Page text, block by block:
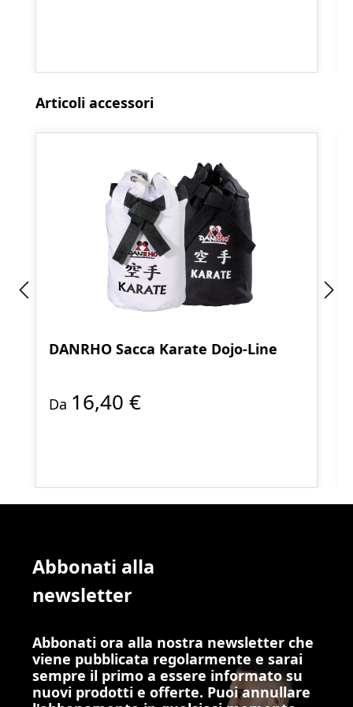
Salta la galleria dei prodotti
Articoli accessori
DANRHO Sacca Karate Dojo-Line
Da 16,40 €
Abbonati alla
newsletter
Abbonati ora alla nostra newsletter che
viene pubblicata regolarmente e sarai
sempre il primo a essere informato su
nuovi prodotti e offerte. Puoi annullare